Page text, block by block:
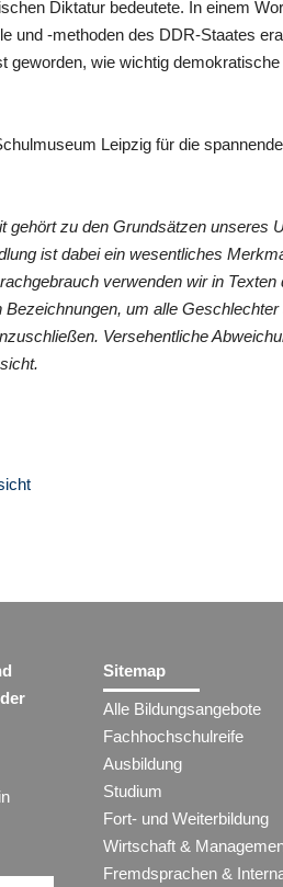
Diktatur bedeutete. In einem
und -methoden des DDR-Staates
geworden, wie wichtig
Leipzig für die
gehört zu den Grundsätzen unseres
ist dabei ein wesentliches
verwenden wir in Texten
Bezeichnungen, um alle Geschlechter
Versehentliche
Sitemap
Alle Bildungsangebote
Fachhochschulreife
Ausbildung
Studium
Fort- und Weiterbildung
Wirtschaft &
Fremdsprachen &